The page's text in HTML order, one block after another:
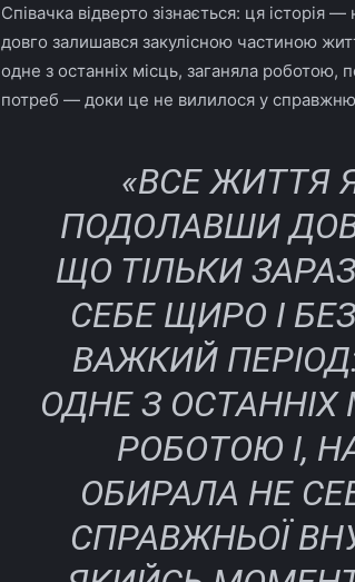
Співачка відверто зізнається: ця історія
довго залишався закулісною частиною
одне з останніх місць, заганяла роботою,
потреб — доки це не вилилося у
«ВСЕ ЖИТТЯ
ПОДОЛАВШИ
ЩО ТІЛЬКИ
СЕБЕ ЩИРО І
ВАЖКИЙ
ОДНЕ З ОСТАННІХ
РОБОТОЮ І,
ОБИРАЛА НЕ
СПРАВЖНЬОЇ